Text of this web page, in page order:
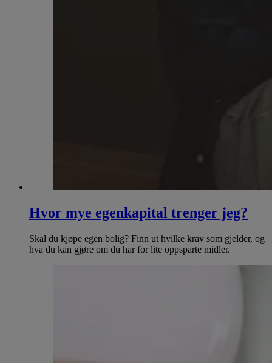
Hvor mye egenkapital trenger jeg?
Skal du kjøpe egen bolig? Finn ut hvilke krav som gjelder, og
hva du kan gjøre om du har for lite oppsparte midler.